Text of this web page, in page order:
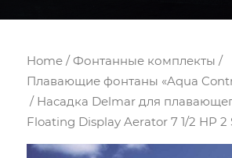
Home /Фонтанные комплекты /
Плавающие фонтаны «Aqua
/ Насадка Delmar для
Floating Display Aerator 7 1/2 HP 2